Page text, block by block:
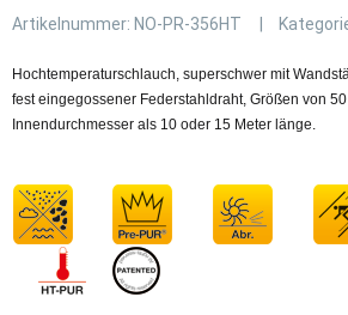
Artikelnummer: NO-PR-356HT
Hochtemperaturschlauch, superschwer mit
fest eingegossener Federstahldraht, Größen von
Innendurchmesser als 10 oder 15 Meter länge.